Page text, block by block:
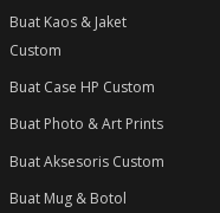
Buat Kaos & Jaket
Custom
Buat Case HP Custom
Buat Photo & Art Prints
Buat Aksesoris Custom
Buat Mug & Botol